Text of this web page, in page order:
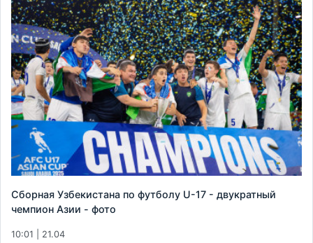
Сборная Узбекистана по футболу U-17 - двукратный
чемпион Азии - фото
10:01 | 21.04